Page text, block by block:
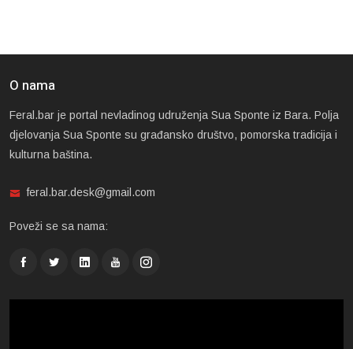
O nama
Feral.bar je portal nevladinog udruženja Sua Sponte iz Bara. Polja
djelovanja Sua Sponte su građansko društvo, pomorska tradicija i
kulturna baština.
feral.bar.desk@gmail.com
Poveži se sa nama: